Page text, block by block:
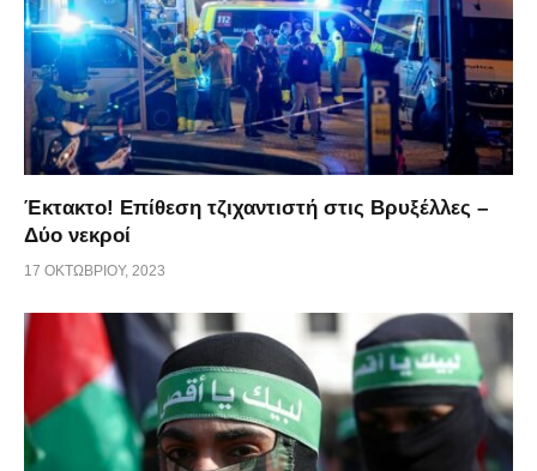
Έκτακτο! Επίθεση τζιχαντιστή στις Βρυξέλλες –
Δύο νεκροί
17 ΟΚΤΩΒΡΊΟΥ, 2023